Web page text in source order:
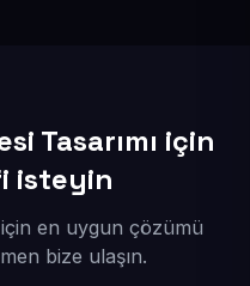
Tasarımı için
isteyin
en uygun çözümü
bize ulaşın.